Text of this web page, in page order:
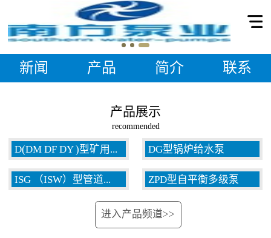
新闻 产品 简介 联系
产品展示
recommended
D(DM DF DY )型矿用... DG型锅炉给水泵
ISG （ISW）型管道... ZPD型自平衡多级泵
进入产品频道>>